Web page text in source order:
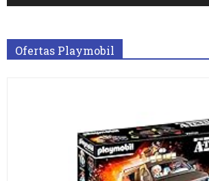
Ofertas Playmobil